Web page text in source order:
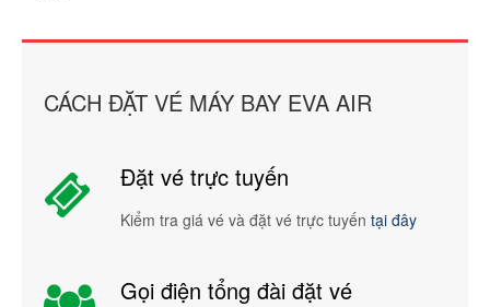
CÁCH ĐẶT VÉ MÁY BAY EVA AIR
Đặt vé trực tuyến
Kiểm tra giá vé và đặt vé trực tuyến tại đây
Gọi điện tổng đài đặt vé